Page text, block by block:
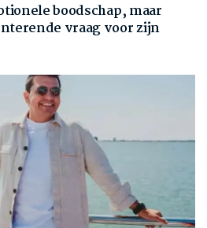
boodschap, maar
vraag voor zijn